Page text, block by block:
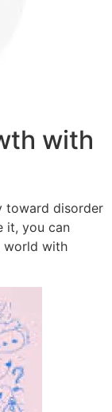
with
toward disorder
it, you can
world with